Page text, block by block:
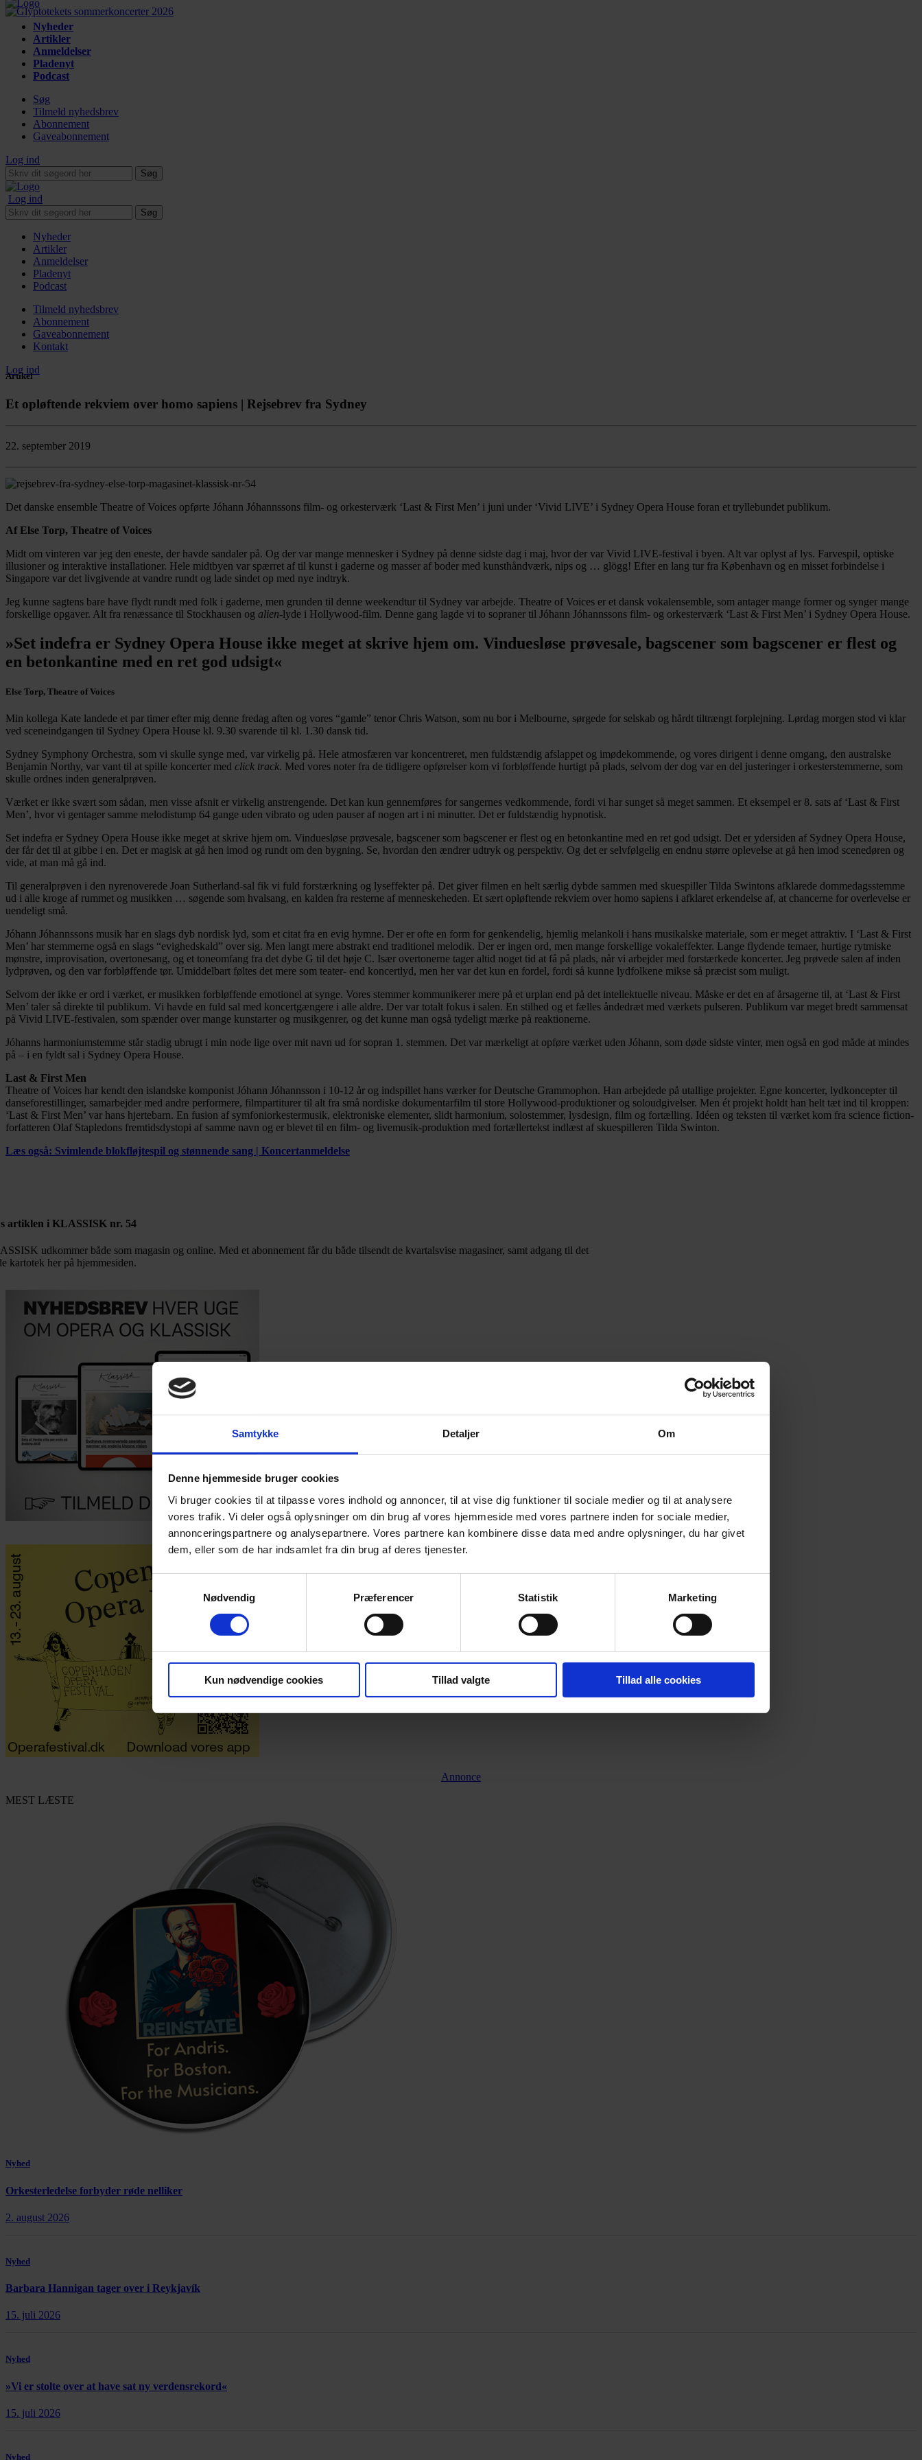
Samtykke Detaljer Om
Denne hjemmeside bruger cookies
Vi bruger cookies til at tilpasse vores indhold og annoncer, til at vise dig funktioner til sociale medier og til at analysere
vores trafik. Vi deler også oplysninger om din brug af vores hjemmeside med vores partnere inden for sociale medier,
annonceringspartnere og analysepartnere. Vores partnere kan kombinere disse data med andre oplysninger, du har givet
dem, eller som de har indsamlet fra din brug af deres tjenester.
Samtykkevalg
Nødvendig
Præferencer Statistik Marketing
Kun nødvendige cookies Tillad valgte Tillad alle cookies
Nyheder
Artikler
Anmeldelser
Pladenyt
Podcast
Søg
Tilmeld nyhedsbrev
Abonnement
Gaveabonnement
Log ind
Søg
Log ind
Søg
Nyheder
Artikler
Anmeldelser
Pladenyt
Podcast
Tilmeld nyhedsbrev
Abonnement
Gaveabonnement
Kontakt
Log ind
Artikel
Et opløftende rekviem over homo sapiens | Rejsebrev fra Sydney
22. september 2019
Det danske ensemble Theatre of Voices opførte Jóhann Jóhannssons film- og orkesterværk ‘Last & First Men’ i juni under ‘Vivid LIVE’ i Sydney Opera House foran et tryllebundet publikum.
Af Else Torp, Theatre of Voices
Midt om vinteren var jeg den eneste, der havde sandaler på. Og der var mange mennesker i Sydney på denne sidste dag i maj, hvor der var Vivid LIVE-festival i byen. Alt var oplyst af lys. Farvespil, optiske
illusioner og interaktive installationer. Hele midtbyen var spærret af til kunst i gaderne og masser af boder med kunsthåndværk, nips og … glögg! Efter en lang tur fra København og en misset forbindelse i
Singapore var det livgivende at vandre rundt og lade sindet op med nye indtryk.
Jeg kunne sagtens bare have flydt rundt med folk i gaderne, men grunden til denne weekendtur til Sydney var arbejde. Theatre of Voices er et dansk vokalensemble, som antager mange former og synger mange
forskellige opgaver. Alt fra renæssance til Stockhausen og alien-lyde i Hollywood-film. Denne gang lagde vi to sopraner til Jóhann Jóhannssons film- og orkesterværk ‘Last & First Men’ i Sydney Opera House.
»Set indefra er Sydney Opera House ikke meget at skrive hjem om. Vinduesløse prøvesale, bagscener som bagscener er flest og
en betonkantine med en ret god udsigt«
Else Torp, Theatre of Voices
Min kollega Kate landede et par timer efter mig denne fredag aften og vores “gamle” tenor Chris Watson, som nu bor i Melbourne, sørgede for selskab og hårdt tiltrængt forplejning. Lørdag morgen stod vi klar
ved sceneindgangen til Sydney Opera House kl. 9.30 svarende til kl. 1.30 dansk tid.
Sydney Symphony Orchestra, som vi skulle synge med, var virkelig på. Hele atmosfæren var koncentreret, men fuldstændig afslappet og imødekommende, og vores dirigent i denne omgang, den australske
Benjamin Northy, var vant til at spille koncerter med click track. Med vores noter fra de tidligere opførelser kom vi forbløffende hurtigt på plads, selvom der dog var en del justeringer i orkesterstemmerne, som
skulle ordnes inden generalprøven.
Værket er ikke svært som sådan, men visse afsnit er virkelig anstrengende. Det kan kun gennemføres for sangernes vedkommende, fordi vi har sunget så meget sammen. Et eksempel er 8. sats af ‘Last & First
Men’, hvor vi gentager samme melodistump 64 gange uden vibrato og uden pauser af nogen art i ni minutter. Det er fuldstændig hypnotisk.
Set indefra er Sydney Opera House ikke meget at skrive hjem om. Vinduesløse prøvesale, bagscener som bagscener er flest og en betonkantine med en ret god udsigt. Det er ydersiden af Sydney Opera House,
der får det til at gibbe i en. Det er magisk at gå hen imod og rundt om den bygning. Se, hvordan den ændrer udtryk og perspektiv. Og det er selvfølgelig en endnu større oplevelse at gå hen imod scenedøren og
vide, at man må gå ind.
Til generalprøven i den nyrenoverede Joan Sutherland-sal fik vi fuld forstærkning og lyseffekter på. Det giver filmen en helt særlig dybde sammen med skuespiller Tilda Swintons afklarede dommedagsstemme
ud i alle kroge af rummet og musikken … søgende som hvalsang, en kalden fra resterne af menneskeheden. Et sært opløftende rekviem over homo sapiens i afklaret erkendelse af, at chancerne for overlevelse er
uendeligt små.
Jóhann Jóhannssons musik har en slags dyb nordisk lyd, som et citat fra en evig hymne. Der er ofte en form for genkendelig, hjemlig melankoli i hans musikalske materiale, som er meget attraktiv. I ‘Last & First
Men’ har stemmerne også en slags “evighedskald” over sig. Men langt mere abstrakt end traditionel melodik. Der er ingen ord, men mange forskellige vokaleffekter. Lange flydende temaer, hurtige rytmiske
mønstre, improvisation, overtonesang, og et toneomfang fra det dybe G til det høje C. Især overtonerne tager altid noget tid at få på plads, når vi arbejder med forstærkede koncerter. Jeg prøvede salen af inden
lydprøven, og den var forbløffende tør. Umiddelbart føltes det mere som teater- end koncertlyd, men her var det kun en fordel, fordi så kunne lydfolkene mikse så præcist som muligt.
Selvom der ikke er ord i værket, er musikken forbløffende emotionel at synge. Vores stemmer kommunikerer mere på et urplan end på det intellektuelle niveau. Måske er det en af årsagerne til, at ‘Last & First
Men’ taler så direkte til publikum. Vi havde en fuld sal med koncertgængere i alle aldre. Der var totalt fokus i salen. En stilhed og et fælles åndedræt med værkets pulseren. Publikum var meget bredt sammensat
på Vivid LIVE-festivalen, som spænder over mange kunstarter og musikgenrer, og det kunne man også tydeligt mærke på reaktionerne.
Jóhanns harmoniumstemme står stadig ubrugt i min node lige over mit navn ud for sopran 1. stemmen. Det var mærkeligt at opføre værket uden Jóhann, som døde sidste vinter, men også en god måde at mindes
på – i en fyldt sal i Sydney Opera House.
Last & First Men
Theatre of Voices har kendt den islandske komponist Jóhann Jóhannsson i 10-12 år og indspillet hans værker for Deutsche Grammophon. Han arbejdede på utallige projekter. Egne koncerter, lydkoncepter til
danseforestillinger, samarbejder med andre performere, filmpartiturer til alt fra små nordiske dokumentarfilm til store Hollywood-produktioner og soloudgivelser. Men ét projekt holdt han helt tæt ind til kroppen:
‘Last & First Men’ var hans hjertebarn. En fusion af symfoniorkestermusik, elektroniske elementer, slidt harmonium, solostemmer, lysdesign, film og fortælling. Idéen og teksten til værket kom fra science fiction-
forfatteren Olaf Stapledons fremtidsdystopi af samme navn og er blevet til en film- og livemusik-produktion med fortællertekst indlæst af skuespilleren Tilda Swinton.
Læs også: Svimlende blokfløjtespil og stønnende sang | Koncertanmeldelse
artiklen i KLASSISK nr. 54
udkommer både som magasin og online. Med et abonnement får du både tilsendt de kvartalsvise magasiner, samt adgang til det
kartotek her på hjemmesiden.
Annonce
MEST LÆSTE
Nyhed
Orkesterledelse forbyder røde nelliker
2. august 2026
Nyhed
Barbara Hannigan tager over i Reykjavík
15. juli 2026
Nyhed
»Vi er stolte over at have sat ny verdensrekord«
15. juli 2026
Nyhed